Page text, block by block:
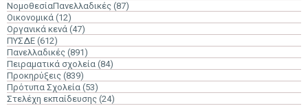
ΝομοθεσίαΠανελλαδικές (87)
Οικονομικά (12)
Οργανικά κενά (47)
ΠΥΣΔΕ (612)
Πανελλαδικές (891)
Πειραματικά σχολεία (84)
Προκηρύξεις (839)
Πρότυπα Σχολεία (53)
Στελέχη εκπαίδευσης (24)